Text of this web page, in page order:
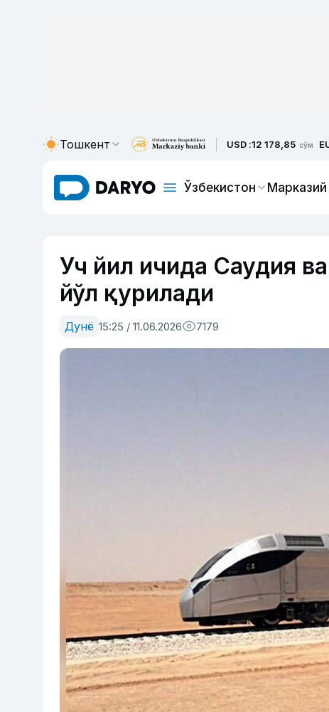
Тошкент USD :12 178,85 сўм
Ўзбекистон
Уч йил ичида Саудия
йўл қурилади
Дунё 15:25 / 11.06.2026 7179